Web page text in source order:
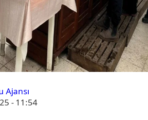
Ajansı
- 11:54